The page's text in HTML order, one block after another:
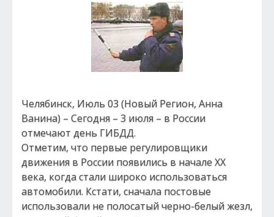
Челябинск, Июль 03 (Новый Регион, Анна
Ванина) – Сегодня – 3 июля – в России
отмечают день ГИБДД.
Отметим, что первые регулировщики
движения в России появились в начале ХХ
века, когда стали широко использоваться
автомобили. Кстати, сначала постовые
использовали не полосатый черно-белый жезл,